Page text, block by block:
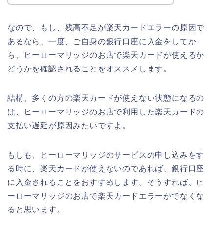
なので、もし、残高不足が楽天カードエラーの原因で
あるなら、一度、ご自身の銀行口座に入金をしてか
ら、ヒーローマリッジのお店で楽天カードが使えるか
どうかを確認されることをオススメします。
結構、多くの方の楽天カードが使えない状態になるの
は、ヒーローマリッジのお店で利用した楽天カードの
支払い遅延が原因みたいですよ。
もしも、ヒーローマリッジのサービスの申し込みをす
る時に、楽天カードが使えないのであれば、銀行口座
に入金されることをおすすめします。そうすれば、ヒ
ーローマリッジのお店で楽天カードエラーがでなくな
ると思います。